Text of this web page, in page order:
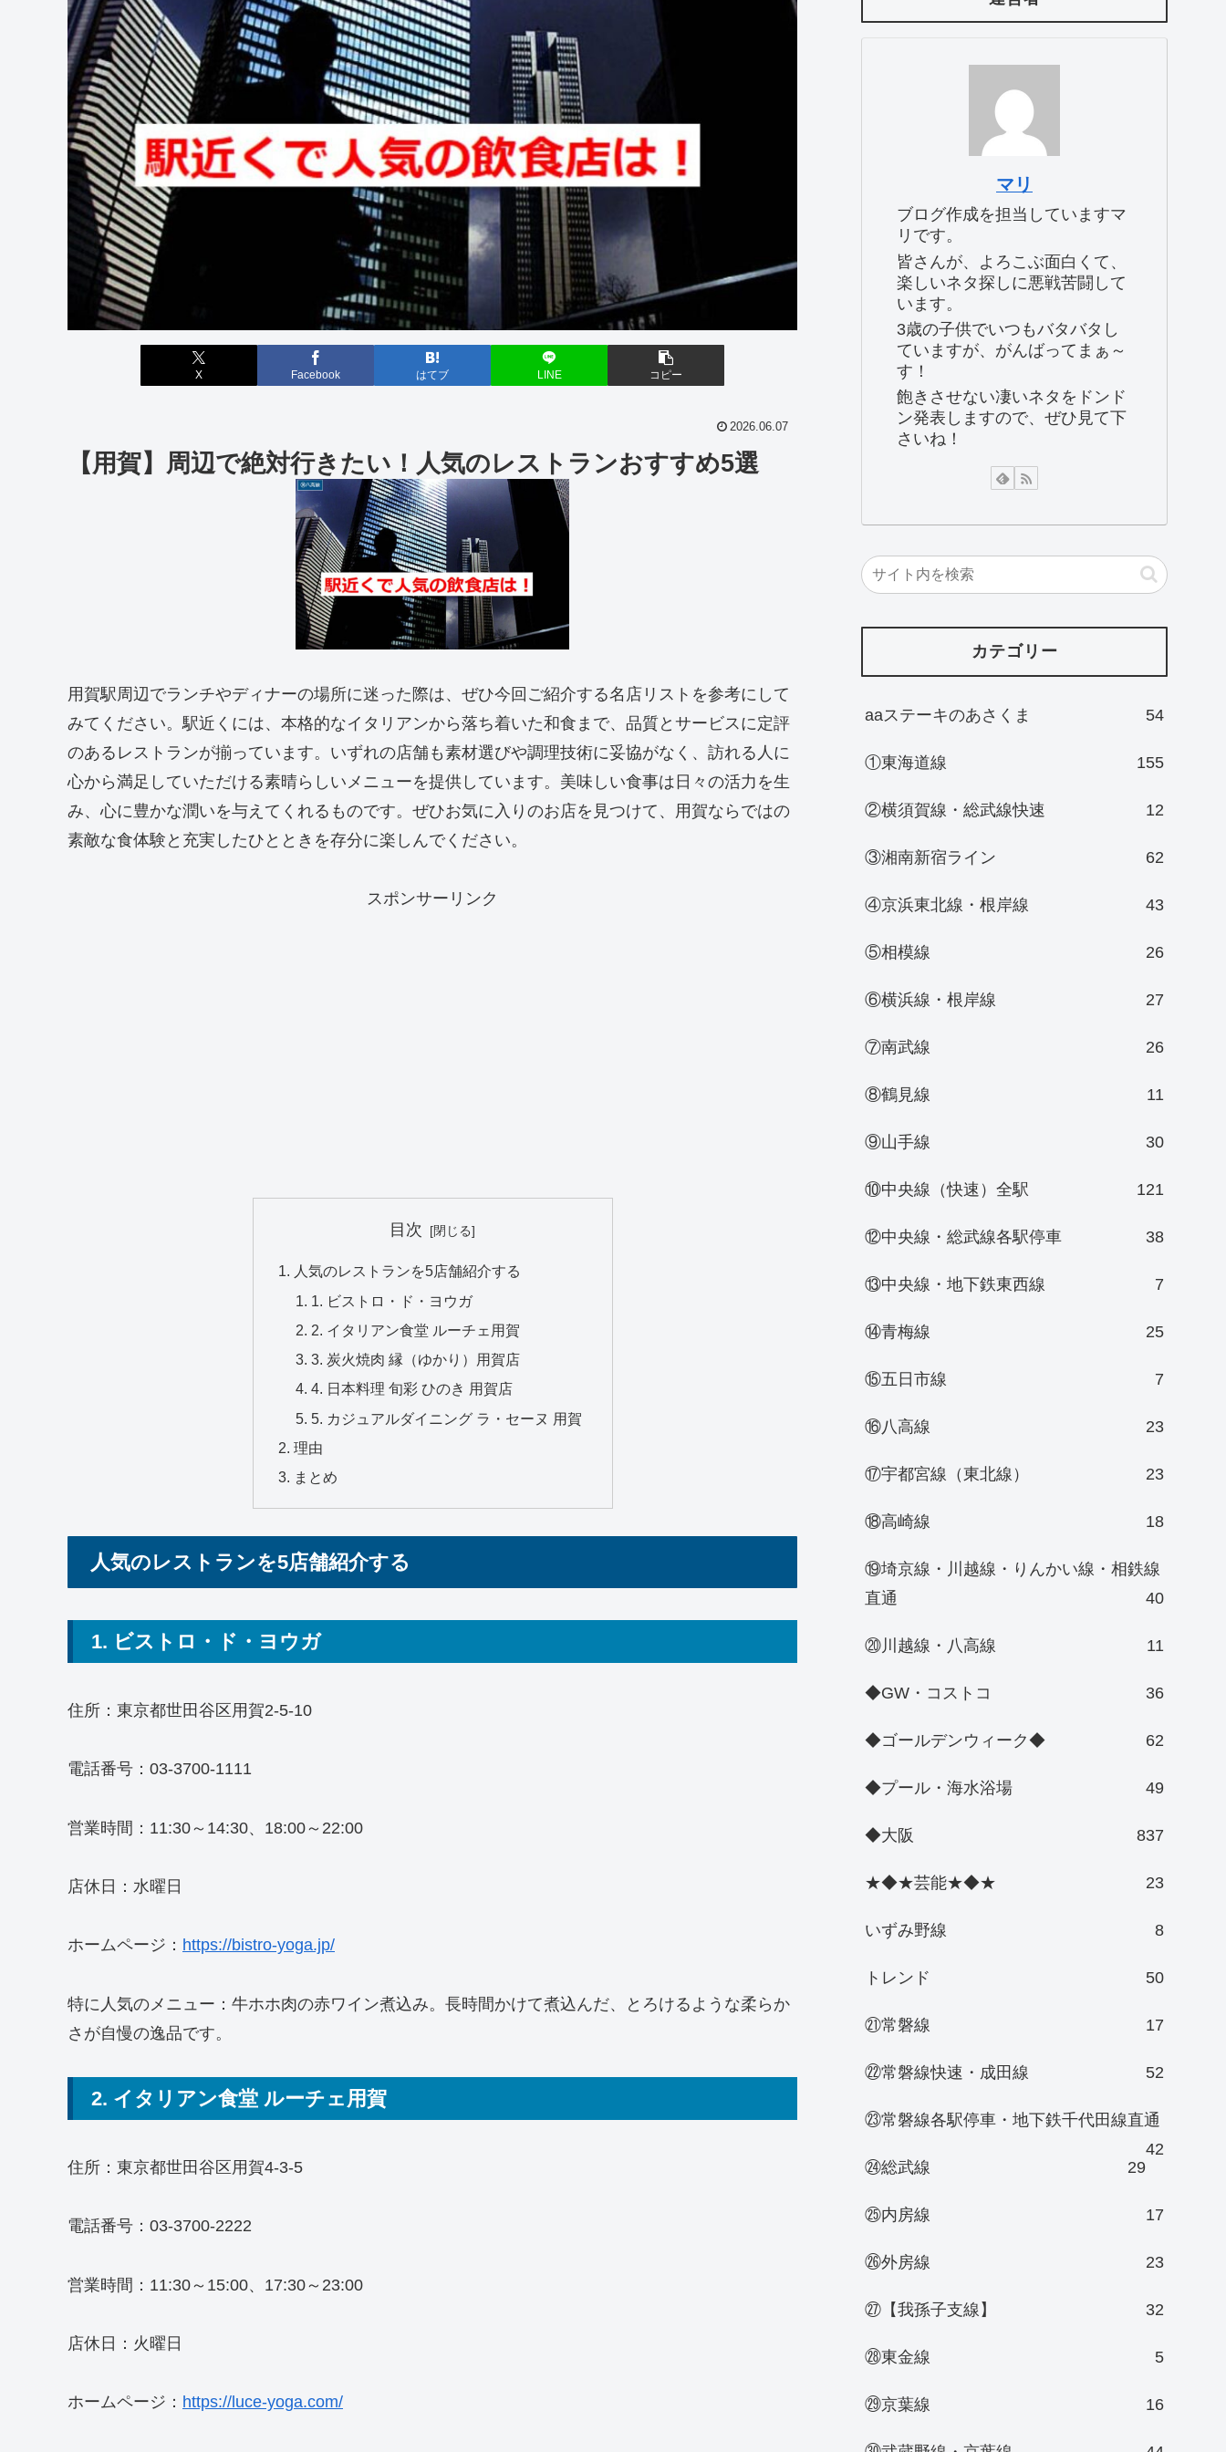
X Facebook はてブ LINE コピー
2026.06.07
【用賀】周辺で絶対行きたい！人気のレストランおすすめ5選
用賀駅周辺でランチやディナーの場所に迷った際は、ぜひ今回ご紹介する名店リストを参考にして
みてください。駅近くには、本格的なイタリアンから落ち着いた和食まで、品質とサービスに定評
のあるレストランが揃っています。いずれの店舗も素材選びや調理技術に妥協がなく、訪れる人に
心から満足していただける素晴らしいメニューを提供しています。美味しい食事は日々の活力を生
み、心に豊かな潤いを与えてくれるものです。ぜひお気に入りのお店を見つけて、用賀ならではの
素敵な食体験と充実したひとときを存分に楽しんでください。
スポンサーリンク
目次
人気のレストランを5店舗紹介する
1. ビストロ・ド・ヨウガ
2. イタリアン食堂 ルーチェ用賀
3. 炭火焼肉 縁（ゆかり）用賀店
4. 日本料理 旬彩 ひのき 用賀店
5. カジュアルダイニング ラ・セーヌ 用賀
理由
まとめ
人気のレストランを5店舗紹介する
1. ビストロ・ド・ヨウガ
住所：東京都世田谷区用賀2-5-10
電話番号：03-3700-1111
営業時間：11:30～14:30、18:00～22:00
店休日：水曜日
ホームページ： https://bistro-yoga.jp/
特に人気のメニュー：牛ホホ肉の赤ワイン煮込み。長時間かけて煮込んだ、とろけるような柔らか
さが自慢の逸品です。
2. イタリアン食堂 ルーチェ用賀
住所：東京都世田谷区用賀4-3-5
電話番号：03-3700-2222
営業時間：11:30～15:00、17:30～23:00
店休日：火曜日
ホームページ： https://luce-yoga.com/
マリ
ブログ作成を担当していますマ
リです。
皆さんが、よろこぶ面白くて、
楽しいネタ探しに悪戦苦闘して
います。
3歳の子供でいつもバタバタし
ていますが、がんばってまぁ～
す！
飽きさせない凄いネタをドンド
ン発表しますので、ぜひ見て下
さいね！
カテゴリー
aaステーキのあさくま 54
①東海道線 155
②横須賀線・総武線快速 12
③湘南新宿ライン 62
④京浜東北線・根岸線 43
⑤相模線 26
⑥横浜線・根岸線 27
⑦南武線 26
⑧鶴見線 11
⑨山手線 30
⑩中央線（快速）全駅 121
⑫中央線・総武線各駅停車 38
⑬中央線・地下鉄東西線 7
⑭青梅線 25
⑮五日市線 7
⑯八高線 23
⑰宇都宮線（東北線） 23
⑱高崎線 18
⑲埼京線・川越線・りんかい線・相鉄線
直通
40
⑳川越線・八高線 11
◆GW・コストコ 36
◆ゴールデンウィーク◆ 62
◆プール・海水浴場 49
◆大阪 837
★◆★芸能★◆★ 23
いずみ野線 8
トレンド 50
㉑常磐線 17
㉒常磐線快速・成田線 52
㉓常磐線各駅停車・地下鉄千代田線直通
42
㉔総武線
29
㉕内房線 17
㉖外房線 23
㉗【我孫子支線】 32
㉘東金線 5
㉙京葉線 16